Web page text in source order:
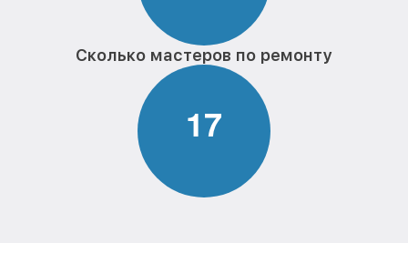
Сколько мастеров по ремонту
17